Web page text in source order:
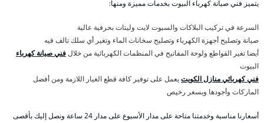
يتميز فني صيانة كهرباء البيوت بخدمات مميزة ومنها:
السرعة في تركيب البلاكات والسبوت لايت وليتات بحرفية عالية
صيانة وتصليح أجهزة الكهرباء وتصليح سخانات الماء وتغير أي سلك تالف فيه
أيضا تغير القواطع ولوحة المفاتيح في المنظمات الكهربائية من خلالفني صيانة كهرباء
البيوت
فني كهربائي منازل الكويتيعمل على توفير كافة قطع الغيار اللازمة ومن أفضل
الماركات وأجودها وبسعر رخيص
أسعارنا مناسبة وخدمتنا متاحة على مدار الأسبوع على مدار 24 ساعة ونصل إليك بأقصى